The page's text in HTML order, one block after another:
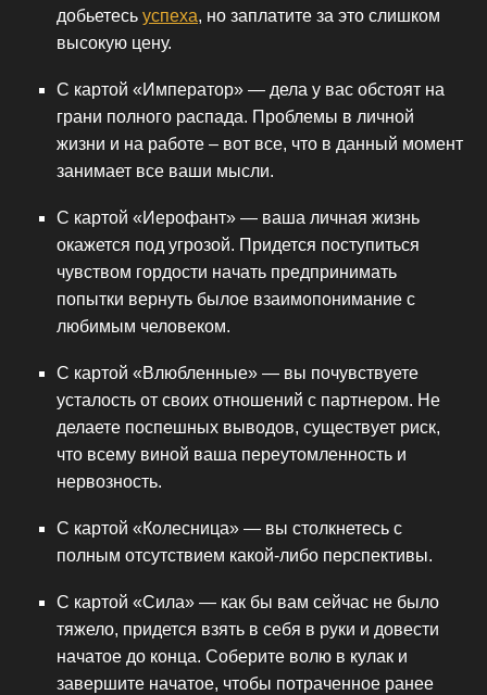
добьетесь успеха, но заплатите за это слишком
высокую цену.
С картой «Император» — дела у вас обстоят на
грани полного распада. Проблемы в личной
жизни и на работе – вот все, что в данный момент
занимает все ваши мысли.
С картой «Иерофант» — ваша личная жизнь
окажется под угрозой. Придется поступиться
чувством гордости начать предпринимать
попытки вернуть былое взаимопонимание с
любимым человеком.
С картой «Влюбленные» — вы почувствуете
усталость от своих отношений с партнером. Не
делаете поспешных выводов, существует риск,
что всему виной ваша переутомленность и
нервозность.
С картой «Колесница» — вы столкнетесь с
полным отсутствием какой-либо перспективы.
С картой «Сила» — как бы вам сейчас не было
тяжело, придется взять в себя в руки и довести
начатое до конца. Соберите волю в кулак и
завершите начатое, чтобы потраченное ранее